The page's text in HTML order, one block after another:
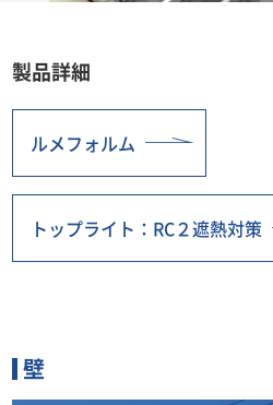
製品詳細
ルメフォルム
トップライト：RC２遮熱対策
壁